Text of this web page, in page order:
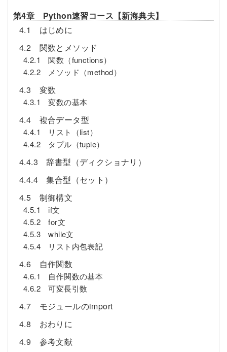
第4章 Python速習コース【新海典夫】
4.1 はじめに
4.2 関数とメソッド
4.2.1 関数（functions）
4.2.2 メソッド（method）
4.3 変数
4.3.1 変数の基本
4.4 複合データ型
4.4.1 リスト（list）
4.4.2 タプル（tuple）
4.4.3 辞書型（ディクショナリ）
4.4.4 集合型（セット）
4.5 制御構文
4.5.1 if文
4.5.2 for文
4.5.3 while文
4.5.4 リスト内包表記
4.6 自作関数
4.6.1 自作関数の基本
4.6.2 可変長引数
4.7 モジュールのimport
4.8 おわりに
4.9 参考文献